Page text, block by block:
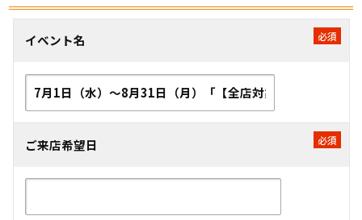
イベント名
ご来店希望日